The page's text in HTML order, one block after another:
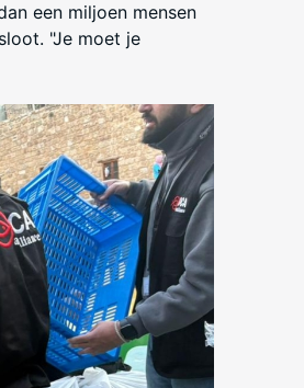
een miljoen mensen
"Je moet je